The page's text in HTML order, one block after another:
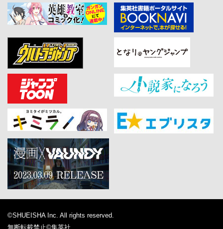
©SHUEISHA Inc. All rights reserved.
無断転載禁止©集英社